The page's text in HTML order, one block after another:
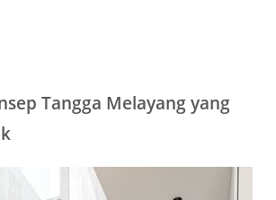
Tangga Melayang yang